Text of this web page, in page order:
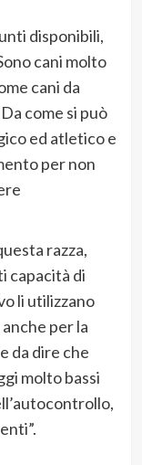
disponibili,
cani molto
cani da
Da come si può
ed atletico e
per non
razza,
capacità di
li utilizzano
anche per la
da dire che
molto bassi